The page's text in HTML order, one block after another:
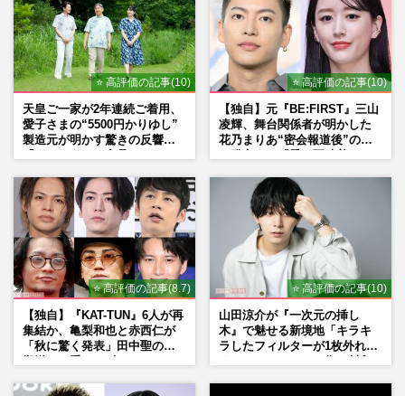
⭐ 高評価の記事(10)
天皇ご一家が2年連続ご着用、
愛子さまの“5500円かりゆし”
製造元が明かす驚きの反響
⭐ 高評価の記事(10)
【独自】元『BE:FIRST』三山
凌輝、舞台関係者が明かした
花乃まりあ“密会報道後”の呆
⭐ 高評価の記事(8.7)
【独自】『KAT-TUN』6人が再
集結か、亀梨和也と赤西仁が
「秋に驚く発表」田中聖の刑
⭐ 高評価の記事(10)
山田涼介が『一次元の挿し
木』で魅せる新境地「キラキ
ラしたフィルターが1枚外れて